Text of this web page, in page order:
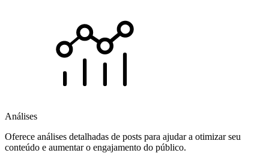
Análises
Oferece análises detalhadas de posts para ajudar a otimizar seu
conteúdo e aumentar o engajamento do público.